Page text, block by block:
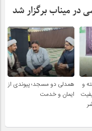
در میناب برگزار شد
و
همدلی دو مسجد؛ پیوندی از
ایمان و خدمت